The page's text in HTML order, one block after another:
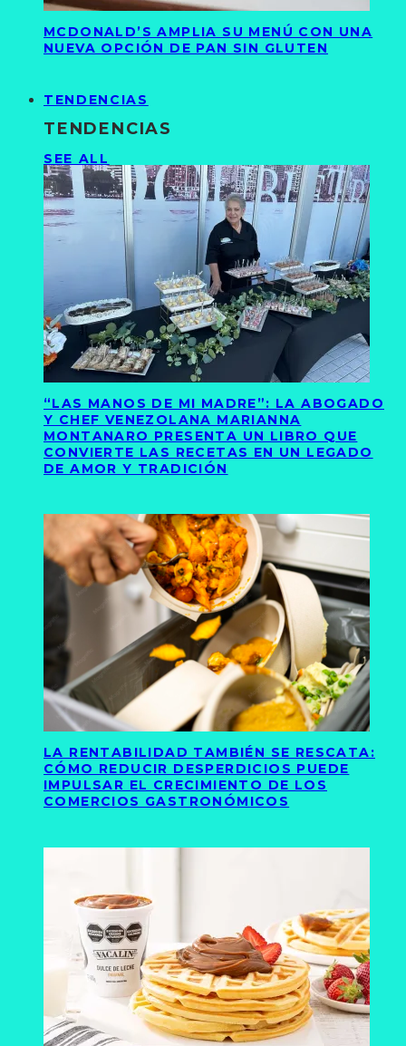
MCDONALD’S AMPLIA SU MENÚ CON UNA
NUEVA OPCIÓN DE PAN SIN GLUTEN
TENDENCIAS
TENDENCIAS
SEE ALL
“LAS MANOS DE MI MADRE”: LA ABOGADO
Y CHEF VENEZOLANA MARIANNA
MONTANARO PRESENTA UN LIBRO QUE
CONVIERTE LAS RECETAS EN UN LEGADO
DE AMOR Y TRADICIÓN
LA RENTABILIDAD TAMBIÉN SE RESCATA:
CÓMO REDUCIR DESPERDICIOS PUEDE
IMPULSAR EL CRECIMIENTO DE LOS
COMERCIOS GASTRONÓMICOS